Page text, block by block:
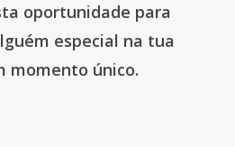
oportunidade para
especial na tua
momento único.